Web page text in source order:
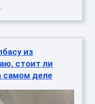
из
стоит ли
самом деле